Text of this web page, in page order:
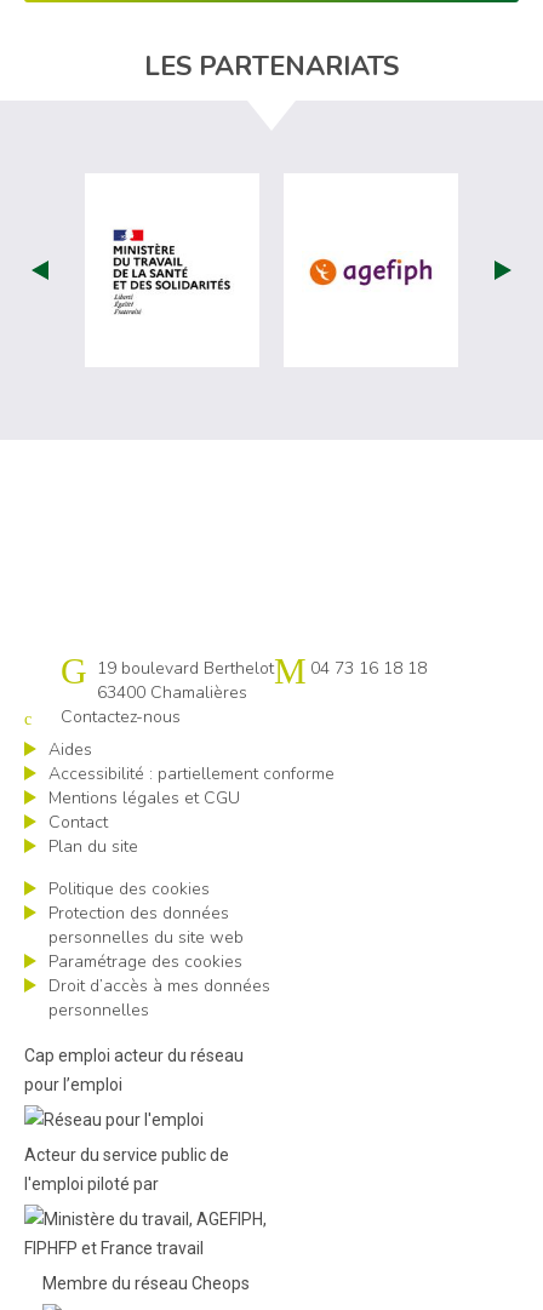
LES PARTENARIATS
visiter les site de Ministère du travail
visiter les
Cap emploi 63
19 boulevard Berthelot
63400 Chamalières
04 73 16 18 18
Contactez-nous
Aides
Accessibilité : partiellement conforme
Mentions légales et CGU
Contact
Plan du site
Politique des cookies
Protection des données
personnelles du site web
Paramétrage des cookies
Droit d’accès à mes données
personnelles
Cap emploi acteur du réseau
pour l’emploi
Acteur du service public de
l'emploi piloté par
Membre du réseau Cheops